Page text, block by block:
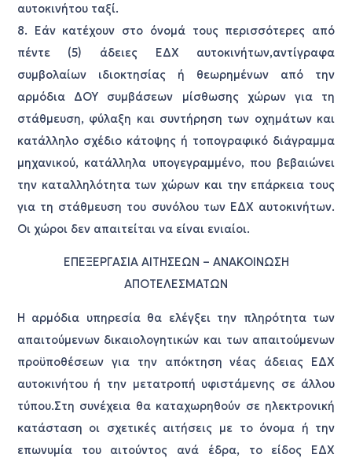
αυτοκινήτου ταξί.
8. Εάν κατέχουν στο όνομά τους περισσότερες από
πέντε (5) άδειες ΕΔΧ αυτοκινήτων,αντίγραφα
συμβολαίων ιδιοκτησίας ή θεωρημένων από την
αρμόδια ΔΟΥ συμβάσεων μίσθωσης χώρων για τη
στάθμευση, φύλαξη και συντήρηση των οχημάτων και
κατάλληλο σχέδιο κάτοψης ή τοπογραφικό διάγραμμα
μηχανικού, κατάλληλα υπογεγραμμένο, που βεβαιώνει
την καταλληλότητα των χώρων και την επάρκεια τους
για τη στάθμευση του συνόλου των ΕΔΧ αυτοκινήτων.
Οι χώροι δεν απαιτείται να είναι ενιαίοι.
ΕΠΕΞΕΡΓΑΣΙΑ ΑΙΤΗΣΕΩΝ – ΑΝΑΚΟΙΝΩΣΗ
ΑΠΟΤΕΛΕΣΜΑΤΩΝ
Η αρμόδια υπηρεσία θα ελέγξει την πληρότητα των
απαιτούμενων δικαιολογητικών και των απαιτούμενων
προϋποθέσεων για την απόκτηση νέας άδειας ΕΔΧ
αυτοκινήτου ή την μετατροπή υφιστάμενης σε άλλου
τύπου.Στη συνέχεια θα καταχωρηθούν σε ηλεκτρονική
κατάσταση οι σχετικές αιτήσεις με το όνομα ή την
επωνυμία του αιτούντος ανά έδρα, το είδος ΕΔΧ